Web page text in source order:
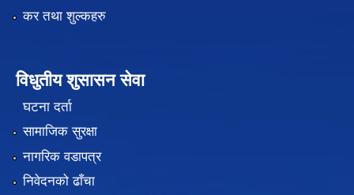
कर तथा शुल्कहरु
विधुतीय शुसासन सेवा
घटना दर्ता
सामाजिक सुरक्षा
नागरिक वडापत्र
निवेदनको ढाँचा